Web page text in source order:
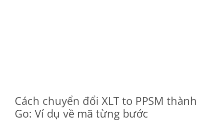
Cách chuyển đổi XLT to PPSM thành
Go: Ví dụ về mã từng bước